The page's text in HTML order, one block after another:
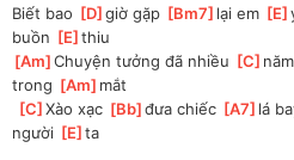
Biết bao [D ]
giờ gặp [Bm7 ]lại em [E
buồn [E ]thiu
[Am ]
Chuyện tưởng đã nhiều [C ]
trong [Am ]mắt
[C ]
Xào xạc [Bb ]
đưa chiếc [A7 ]lá
người [E ]ta